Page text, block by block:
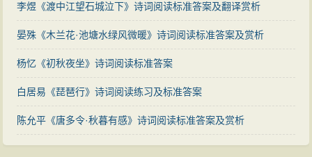
李煜《渡中江望石城泣下》诗词阅读标准答案及翻译赏析
晏殊《木兰花·池塘水绿风微暖》诗词阅读标准答案及赏析
杨忆《初秋夜坐》诗词阅读标准答案
白居易《琵琶行》诗词阅读练习及标准答案
陈允平《唐多令·秋暮有感》诗词阅读标准答案及赏析